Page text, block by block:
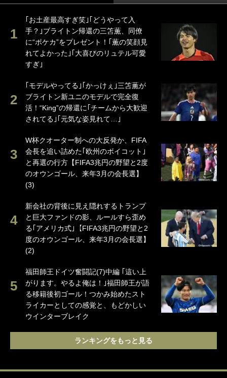
｢お土産最高すぎ笑｣｢どうやって入
手？｣ブライトン帰還の三笘薫、同僚
に“ポケカ”をプレゼント！｢薫の笑顔見
れてよかった｣｢大喜びのリュテル可愛
すぎ｣
｢モデルやってる｣｢かっけぇ｣三笘薫が
ブライトン新ユニのモデルで完全復
活！“King”の帰還に｢チームから大歓迎
されてる｣｢元気な姿見れて…｣
W杯クオーター制への大反発か、FIFA
会長を追い詰めた｢欧州のボイコット｣
と再選の行方【FIFA3兆円の野望と2度
のオウンゴール、来年3月の会長選】
(3)
新会社の背後に見え隠れするトランプ
と巨大ファンドの影、ルールすら歪め
る｢アメリカ式｣【FIFA3兆円の野望と2
度のオウンゴール、来年3月の会長選】
(2)
福田師王ドイツ奮闘記(7)中編 ｢這い上
がります。やるよ俺は！｣福田師王が語
る移籍後初ゴール！つかみ始めたスト
ライカーとしての感覚と、もどかしい
ウインターブレイク
ランキングをもっと見る